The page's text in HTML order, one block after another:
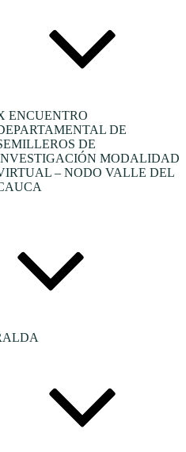
ENCUENTRO
DE
DE
MODALIDAD
– NODO VALLE DEL